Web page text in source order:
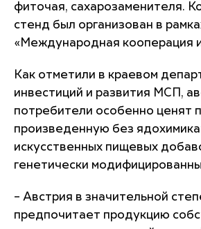
фиточая, сахарозаменителя.
стенд был организован в
«Международная кооперация
Как отметили в краевом
инвестиций и развития МСП,
потребители особенно ценят
произведенную без
искусственных пищевых
генетически
– Австрия в значительной
предпочитает продукцию